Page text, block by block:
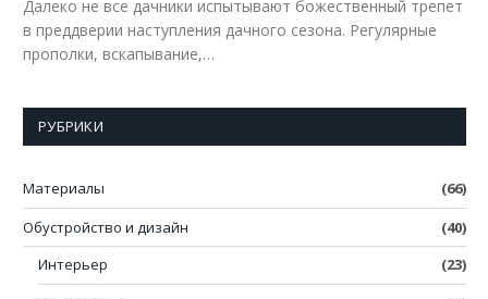
Далеко не все дачники испытывают божественный трепет
в преддверии наступления дачного сезона. Регулярные
прополки, вскапывание,…
РУБРИКИ
Материалы
(66)
Обустройство и дизайн
(40)
Интерьер
(23)